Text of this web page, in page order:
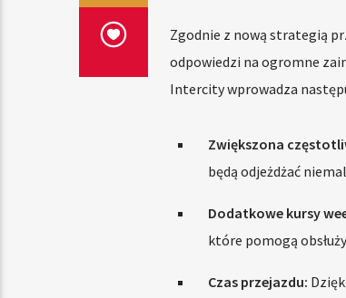
Zgodnie z nową strategią
odpowiedzi na ogromne
Intercity wprowadza
Zwiększona
będą odjeżdżać
Dodatkowe kursy
które pomogą
Czas przejazdu: